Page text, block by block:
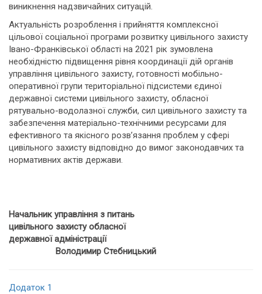
виникнення надзвичайних ситуацій.
Актуальність розроблення і прийняття комплексної
цільової соціальної програми розвитку цивільного захисту
Івано-Франківської області на 2021 рік зумовлена
необхідністю підвищення рівня координації дій органів
управління цивільного захисту, готовності мобільно-
оперативної групи територіальної підсистеми єдиної
державної системи цивільного захисту, обласної
рятувально-водолазної служби, сил цивільного захисту та
забезпечення матеріально-технічними ресурсами для
ефективного та якісного розв’язання проблем у сфері
цивільного захисту відповідно до вимог законодавчих та
нормативних актів держави.
Начальник управління з питань
цивільного захисту обласної
державної адміністрації
Володимир Стебницький
Додаток 1